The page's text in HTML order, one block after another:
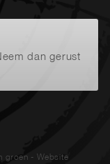
dan gerust
groen - Website